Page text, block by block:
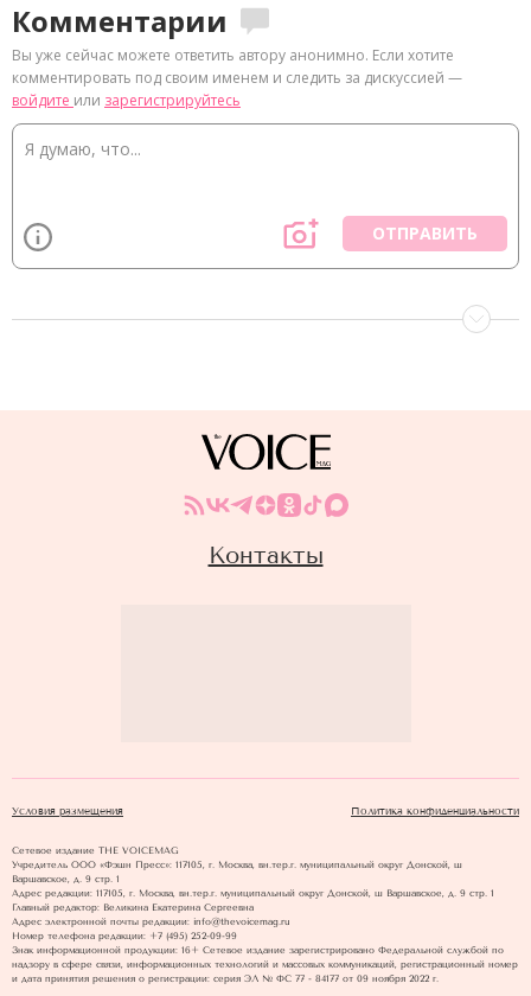
Комментарии
Вы уже сейчас можете ответить автору анонимно. Если хотите
комментировать под своим именем и следить за дискуссией —
войдите или зарегистрируйтесь
ОТПРАВИТЬ
Контакты
Условия размещения Политика конфиденциальности
Сетевое издание THE VOICEMAG
Учредитель ООО «Фэшн Пресс»: 117105, г. Москва, вн.тер.г. муниципальный округ Донской, ш
Варшавское, д. 9 стр. 1
Адрес редакции: 117105, г. Москва, вн.тер.г. муниципальный округ Донской, ш Варшавское, д. 9 стр. 1
Главный редактор: Великина Екатерина Сергеевна
Адрес электронной почты редакции: info@thevoicemag.ru
Номер телефона редакции: +7 (495) 252-09-99
Знак информационной продукции: 16+ Cетевое издание зарегистрировано Федеральной службой по
надзору в сфере связи, информационных технологий и массовых коммуникаций, регистрационный номер
и дата принятия решения о регистрации: серия ЭЛ № ФС 77 - 84177 от 09 ноября 2022 г.